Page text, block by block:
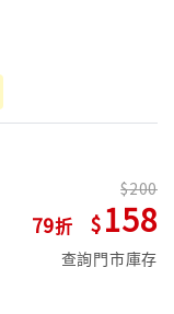
79
200
158
查詢門市庫存